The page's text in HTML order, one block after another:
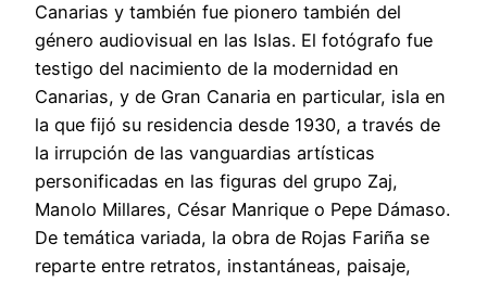
Canarias y también fue pionero también del
género audiovisual en las Islas. El fotógrafo fue
testigo del nacimiento de la modernidad en
Canarias, y de Gran Canaria en particular, isla en
la que fijó su residencia desde 1930, a través de
la irrupción de las vanguardias artísticas
personificadas en las figuras del grupo Zaj,
Manolo Millares, César Manrique o Pepe Dámaso.
De temática variada, la obra de Rojas Fariña se
reparte entre retratos, instantáneas, paisaje,